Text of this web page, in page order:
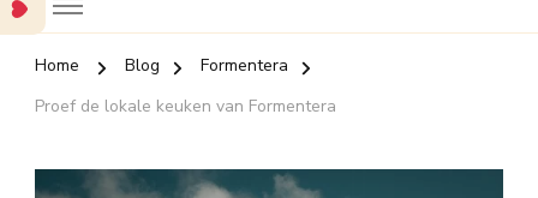
Home Blog
Formentera
Proef de lokale keuken van Formentera